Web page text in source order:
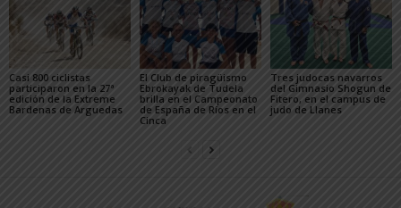
Casi 800 ciclistas
participaron en la 27ª
edición de la Extreme
Bardenas de Arguedas
El Club de piragüismo
Ebrokayak de Tudela
brilla en el Campeonato
de España de Ríos en el
Cinca
Tres judocas navarros
del Gimnasio Shogun de
Fitero, en el campus de
judo de Llanes